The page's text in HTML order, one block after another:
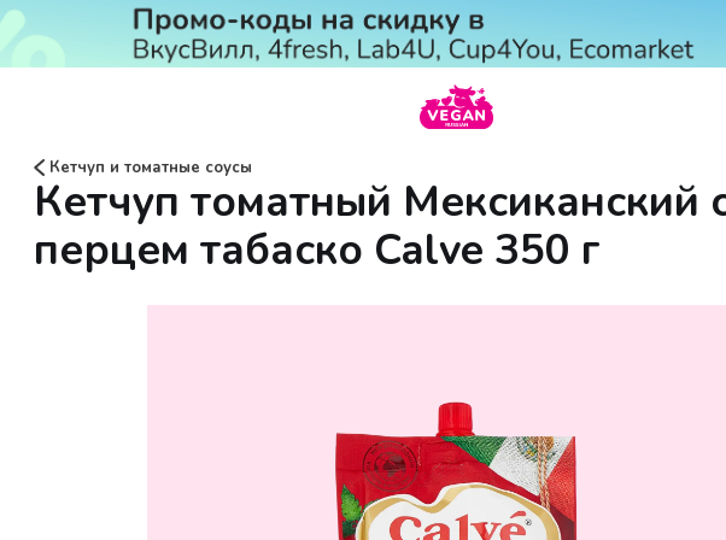
Кетчуп и томатные соусы
Кетчуп томатный Мексиканский
перцем табаско Calve 350 г